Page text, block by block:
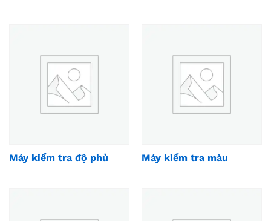
Máy kiểm tra độ phủ Máy kiểm tra màu